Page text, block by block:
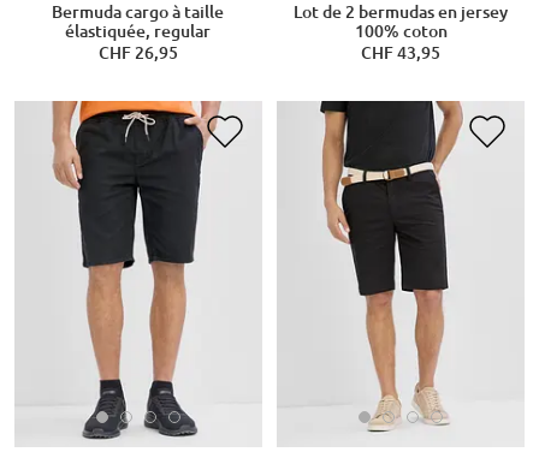
Bermuda cargo à taille
élastiquée, regular
CHF 26,95
Lot de 2 bermudas en jersey
100% coton
CHF 43,95